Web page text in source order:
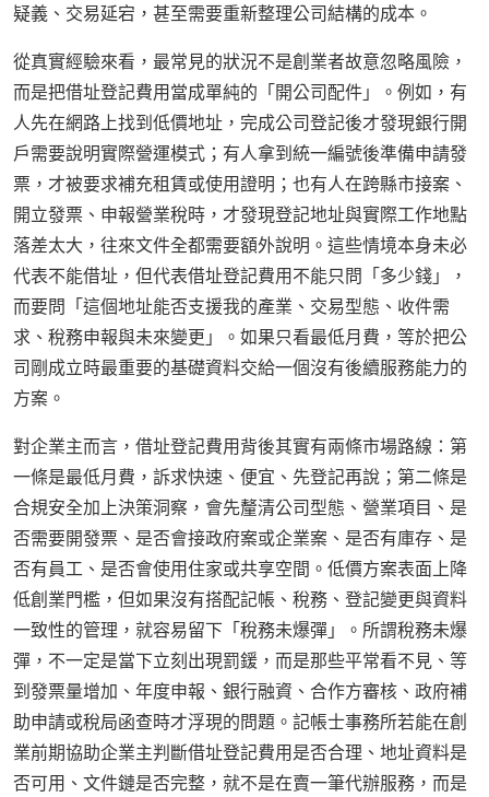
疑義、交易延宕，甚至需要重新整理公司結構的成本。
從真實經驗來看，最常見的狀況不是創業者故意忽略風險，
而是把借址登記費用當成單純的「開公司配件」。例如，有
人先在網路上找到低價地址，完成公司登記後才發現銀行開
戶需要說明實際營運模式；有人拿到統一編號後準備申請發
票，才被要求補充租賃或使用證明；也有人在跨縣市接案、
開立發票、申報營業稅時，才發現登記地址與實際工作地點
落差太大，往來文件全都需要額外說明。這些情境本身未必
代表不能借址，但代表借址登記費用不能只問「多少錢」，
而要問「這個地址能否支援我的產業、交易型態、收件需
求、稅務申報與未來變更」。如果只看最低月費，等於把公
司剛成立時最重要的基礎資料交給一個沒有後續服務能力的
方案。
對企業主而言，借址登記費用背後其實有兩條市場路線：第
一條是最低月費，訴求快速、便宜、先登記再說；第二條是
合規安全加上決策洞察，會先釐清公司型態、營業項目、是
否需要開發票、是否會接政府案或企業案、是否有庫存、是
否有員工、是否會使用住家或共享空間。低價方案表面上降
低創業門檻，但如果沒有搭配記帳、稅務、登記變更與資料
一致性的管理，就容易留下「稅務未爆彈」。所謂稅務未爆
彈，不一定是當下立刻出現罰鍰，而是那些平常看不見、等
到發票量增加、年度申報、銀行融資、合作方審核、政府補
助申請或稅局函查時才浮現的問題。記帳士事務所若能在創
業前期協助企業主判斷借址登記費用是否合理、地址資料是
否可用、文件鏈是否完整，就不是在賣一筆代辦服務，而是